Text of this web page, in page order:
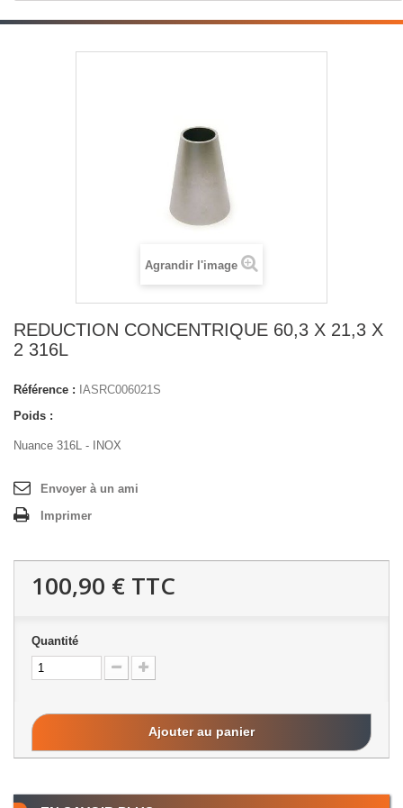
Agrandir l'image
REDUCTION CONCENTRIQUE 60,3 X 21,3 X
2 316L
Référence : IASRC006021S
Poids :
Nuance 316L - INOX
Envoyer à un ami
Imprimer
100,90 € TTC
Quantité
Ajouter au panier